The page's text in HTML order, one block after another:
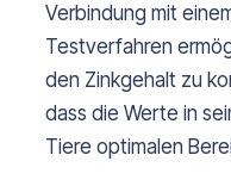
Verbindung mit
Testverfahren
den Zinkgehalt zu
dass die Werte in
Tiere optimalen